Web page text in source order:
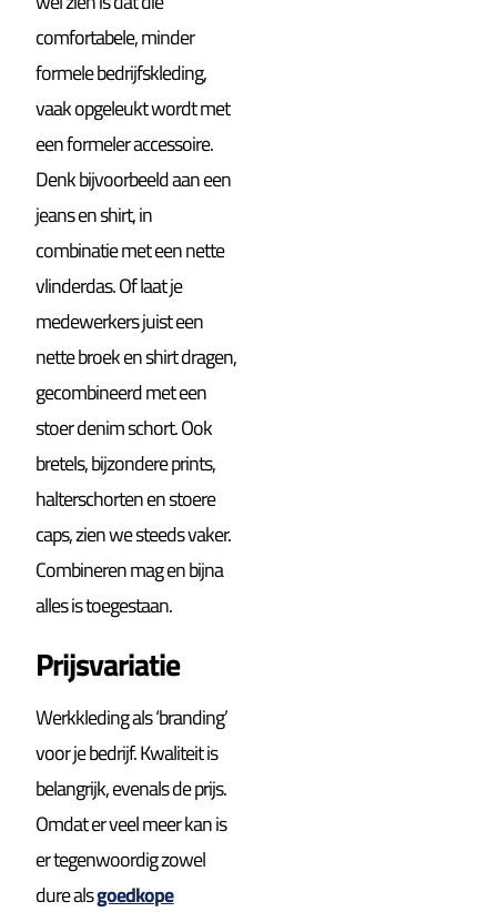
comfortabele, minder
formele bedrijfskleding,
vaak opgeleukt wordt met
een formeler accessoire.
Denk bijvoorbeeld aan een
jeans en shirt, in
combinatie met een nette
vlinderdas. Of laat je
medewerkers juist een
nette broek en shirt dragen,
gecombineerd met een
stoer denim schort. Ook
bretels, bijzondere prints,
halterschorten en stoere
caps, zien we steeds vaker.
Combineren mag en bijna
alles is toegestaan.
Prijsvariatie
Werkkleding als ‘branding’
voor je bedrijf. Kwaliteit is
belangrijk, evenals de prijs.
Omdat er veel meer kan is
er tegenwoordig zowel
dure alsgoedkope